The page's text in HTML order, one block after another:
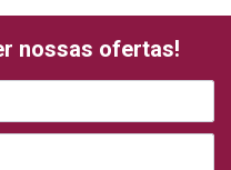
nossas ofertas!